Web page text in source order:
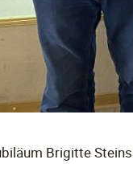
Brigitte